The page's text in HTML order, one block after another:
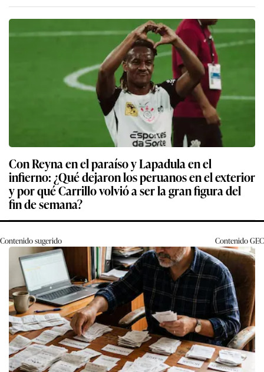
Con Reyna en el paraíso y Lapadula en el
infierno: ¿Qué dejaron los peruanos en el exterior
y por qué Carrillo volvió a ser la gran figura del
fin de semana?
Contenido sugerido ContenidoGEC